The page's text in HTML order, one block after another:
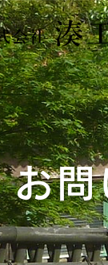
湊
会社
お問